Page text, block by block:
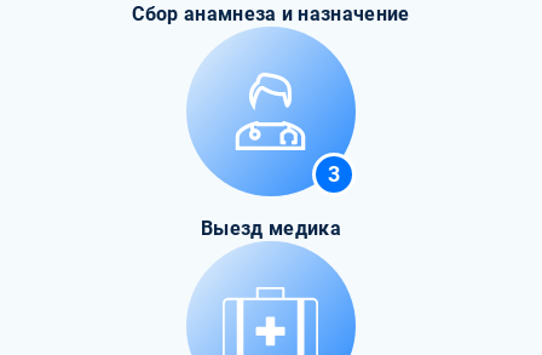
Сбор анамнеза и назначение
3
Выезд медика